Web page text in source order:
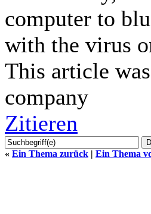
computer to
with the virus
This article
company
Zitieren
« Ein Thema zurück | Ein Thema